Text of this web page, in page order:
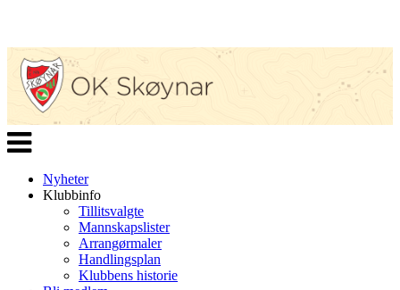
Veksle
navigasjon
Nyheter
Klubbinfo
Tillitsvalgte
Mannskapslister
Arrangørmaler
Handlingsplan
Klubbens historie